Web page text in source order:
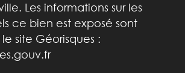
Les informations sur les
ce bien est exposé sont
site Géorisques :